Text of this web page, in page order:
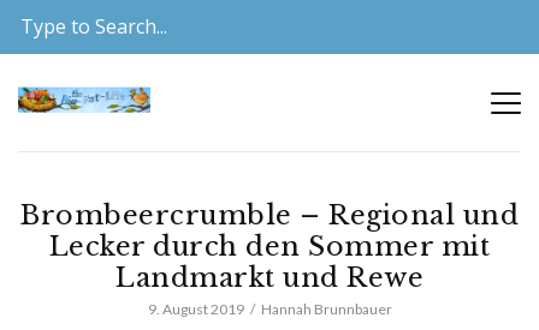
Brombeercrumble – Regional und
Lecker durch den Sommer mit
Landmarkt und Rewe
9. August 2019 Hannah Brunnbauer